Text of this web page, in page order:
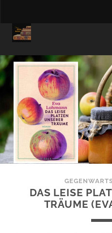
DAS LEISE
TRÄUME